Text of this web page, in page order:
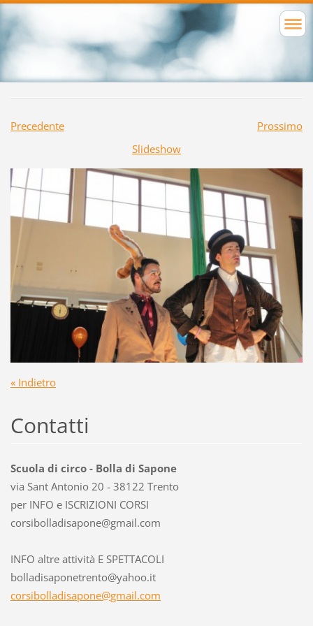
Precedente
Prossimo
Slideshow
« Indietro
Contatti
Scuola di circo - Bolla di Sapone
via Sant Antonio 20 - 38122 Trento
per INFO e ISCRIZIONI CORSI
corsibolladisapone@gmail.com
INFO altre attività E SPETTACOLI
bolladisaponetrento@yahoo.it
corsibolladisapone@gmail.com